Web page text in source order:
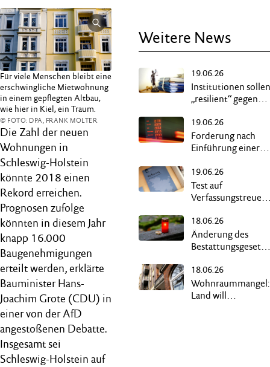
Für viele Menschen bleibt eine
erschwingliche Mietwohnung
in einem gepflegten Altbau,
wie hier in Kiel, ein Traum.
© FOTO: DPA, FRANK MOLTER
Die Zahl der neuen
Wohnungen in
Schleswig-Holstein
könnte 2018 einen
Rekord erreichen.
Prognosen zufolge
könnten in diesem Jahr
knapp 16.000
Baugenehmigungen
erteilt werden, erklärte
Bauminister Hans-
Joachim Grote (CDU) in
einer von der AfD
angestoßenen Debatte.
Insgesamt sei
Schleswig-Holstein auf
Weitere News
19.06.26
Institutionen
„resilient“ gegen
werden
19.06.26
Forderung nach
Einführung einer
19.06.26
Test auf
Verfassungstreue
„Radikalenerlass“
18.06.26
Änderung des
„Reerdigung“
18.06.26
Wohnraummangel:
Land will